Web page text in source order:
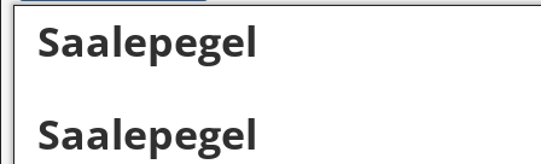
Saalepegel
Saalepegel